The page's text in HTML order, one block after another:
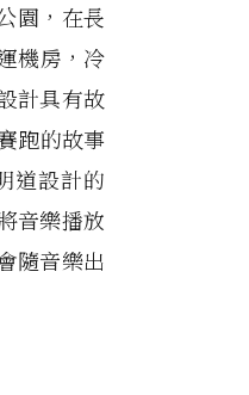
園，在長
機房，冷
計具有故
跑的故事
道設計的
音樂播放
隨音樂出